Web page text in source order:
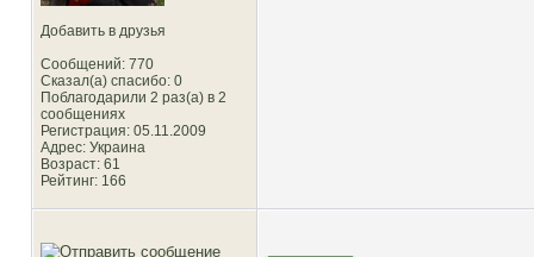
Добавить в друзья
Сообщений: 770
Сказал(а) спасибо: 0
Поблагодарили 2 раз(а) в 2
сообщениях
Регистрация: 05.11.2009
Адрес: Украина
Возраст: 61
Рейтинг: 166